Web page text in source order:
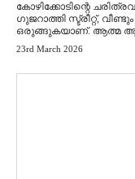
കോഴിക്കോടിന്റെ
ഗുജറാത്തി സ്ട്രീറ്റ്,
ഒരുങ്ങുകയാണ്. ആത്മ
23rd March 2026